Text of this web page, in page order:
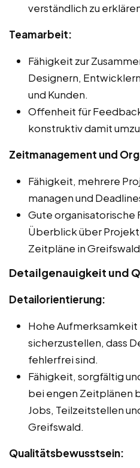
verständlich zu
Teamarbeit:
Fähigkeit zur
Designern,
und Kunden.
Offenheit für
konstruktiv damit
Zeitmanagement und
Fähigkeit, mehrere
managen und
Gute organisatorische
Überblick über
Zeitpläne in
Detailgenauigkeit und
Detailorientierung:
Hohe Aufmerksamkeit
sicherzustellen, dass
fehlerfrei sind.
Fähigkeit, sorgfältig
bei engen Zeitplänen
Jobs, Teilzeitstellen
Greifswald.
Qualitätsbewusstsein: